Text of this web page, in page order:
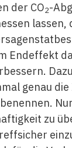
der CO2-
lassen,
Endeffekt
genau
zu